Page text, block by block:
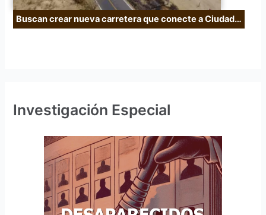
Buscan crear nueva carretera que conecte a Ciudad…
Investigación Especial